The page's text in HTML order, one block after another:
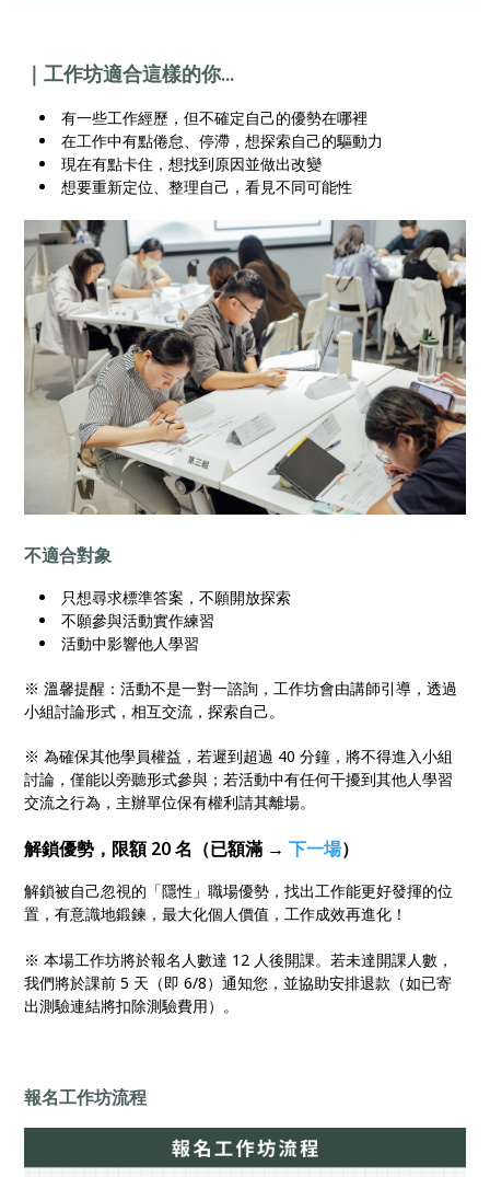
｜工作坊適合這樣的你...
有一些工作經歷，但不確定自己的優勢在哪裡
在工作中有點倦怠、停滯，想探索自己的驅動力
現在有點卡住，想找到原因並做出改變
想要重新定位、整理自己，看見不同可能性
不適合對象
只想尋求標準答案，不願開放探索
不願參與活動實作練習
活動中影響他人學習
※ 溫馨提醒：活動不是一對一諮詢，工作坊會由講師引導，透過
小組討論形式，相互交流，探索自己。
※ 為確保其他學員權益，若遲到超過 40 分鐘，將不得進入小組
討論，僅能以旁聽形式參與；若活動中有任何干擾到其他人學習
交流之行為，主辦單位保有權利請其離場。
解鎖優勢，限額 20 名（已額滿 →下一場）
解鎖被自己忽視的「隱性」職場優勢，找出工作能更好發揮的位
置，有意識地鍛鍊，最大化個人價值，工作成效再進化！
※本場工作坊將於報名人數達 12 人後開課。若未達開課人數，
我們將於課前 5 天（即 6/8）通知您，並協助安排退款（如已寄
出測驗連結將扣除測驗費用）。
報名工作坊流程